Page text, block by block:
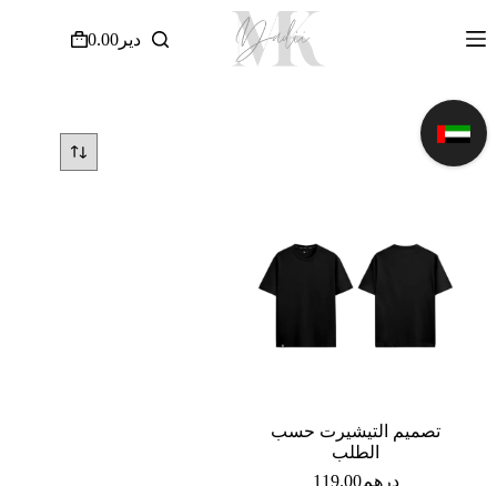
إلى
المحتوى
عربةدير0.00
تصميم التيشيرت حسب
الطلب
درهم119.00